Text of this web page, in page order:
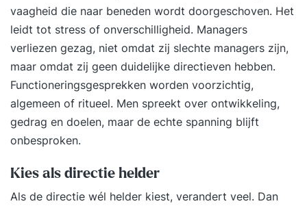
vaagheid die naar beneden wordt doorgeschoven. Het
leidt tot stress of onverschilligheid. Managers
verliezen gezag, niet omdat zij slechte managers zijn,
maar omdat zij geen duidelijke directieven hebben.
Functioneringsgesprekken worden voorzichtig,
algemeen of ritueel. Men spreekt over ontwikkeling,
gedrag en doelen, maar de echte spanning blijft
onbesproken.
Kies als directie helder
Als de directie wél helder kiest, verandert veel. Dan